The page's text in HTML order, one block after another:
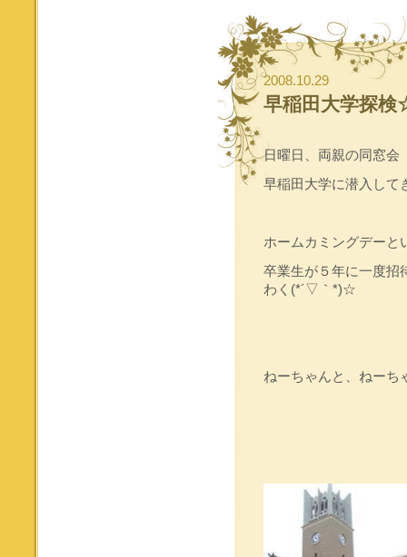
2008.10.29
早稲田大学探
日曜日、両親の同窓会
早稲田大学に潜入し
ホームカミングデーと
卒業生が５年に一度招
わく(*´▽｀*)☆
ねーちゃんと、ねーち